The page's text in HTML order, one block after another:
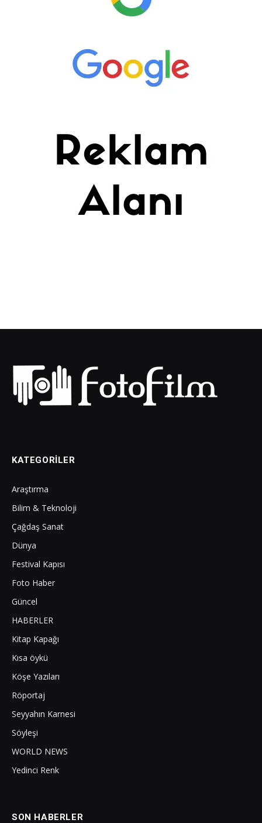
KATEGORILER
Araştırma
Bilim & Teknoloji
Çağdaş Sanat
Dünya
Festival Kapısı
Foto Haber
Güncel
HABERLER
Kitap Kapağı
Kısa öykü
Köşe Yazıları
Röportaj
Seyyahın Karnesi
Söyleşi
WORLD NEWS
Yedinci Renk
SON HABERLER